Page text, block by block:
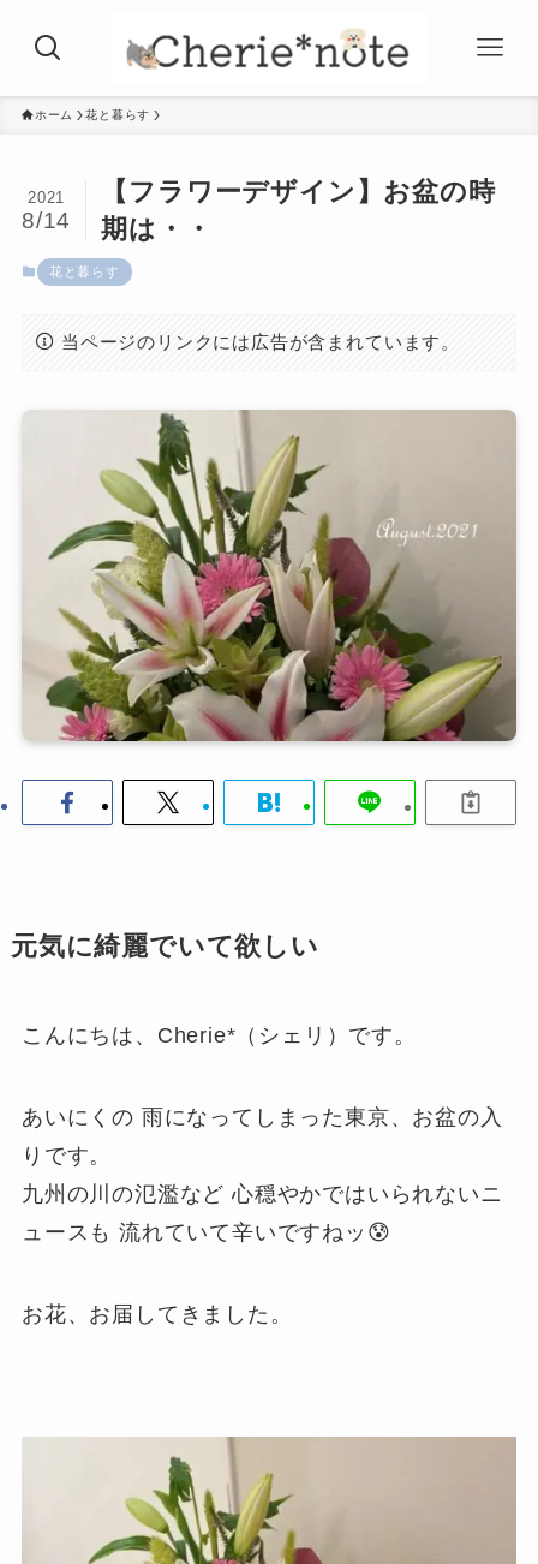
ホーム 花と暮らす
【フラワーデザイン】お盆の時
期は・・
2021
8/14
花と暮らす
当ページのリンクには広告が含まれています。
元気に綺麗でいて欲しい
こんにちは、Cherie*（シェリ）です。
あいにくの 雨になってしまった東京、お盆の入
りです。
九州の川の氾濫など 心穏やかではいられないニ
ュースも 流れていて辛いですねッ😰
お花、お届してきました。